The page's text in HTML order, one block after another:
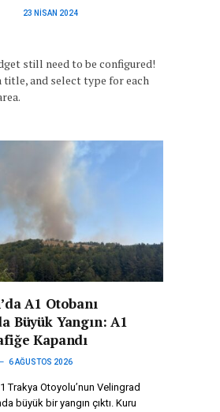
23 NISAN 2024
still need to be configured!
title, and select type for each
A1 Otobanı
Büyük Yangın: A1
Kapandı
6 AĞUSTOS 2026
Trakya Otoyolu’nun Velingrad
büyük bir yangın çıktı. Kuru